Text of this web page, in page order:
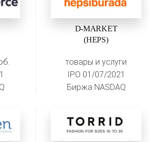
D-MARKET
(HEPS)
товары и услуги
IPO 01/07/2021
Биржа NASDAQ